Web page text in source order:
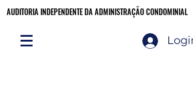
AUDITORIA INDEPENDENTE DA ADMINISTRAÇÃO CONDOMINIAL
AUDITORIA INDEPENDENTE DA ADMINISTRAÇÃO CONDOMINIAL
Login